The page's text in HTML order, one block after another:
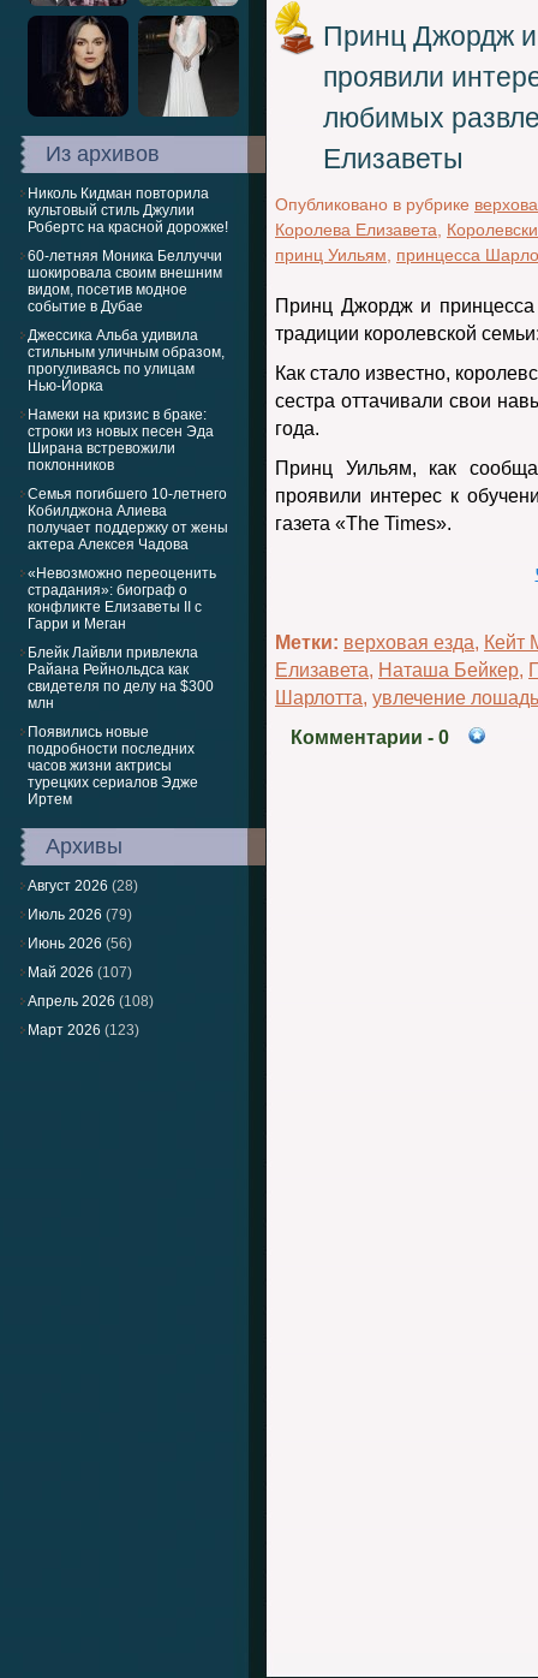
Из архивов
Николь Кидман повторила
культовый стиль Джулии
Робертс на красной дорожке!
60-летняя Моника Беллуччи
шокировала своим внешним
видом, посетив модное
событие в Дубае
Джессика Альба удивила
стильным уличным образом,
прогуливаясь по улицам
Нью-Йорка
Намеки на кризис в браке:
строки из новых песен Эда
Ширана встревожили
поклонников
Семья погибшего 10-летнего
Кобилджона Алиева
получает поддержку от жены
актера Алексея Чадова
«Невозможно переоценить
страдания»: биограф о
конфликте Елизаветы II с
Гарри и Меган
Блейк Лайвли привлекла
Райана Рейнольдса как
свидетеля по делу на $300
млн
Появились новые
подробности последних
часов жизни актрисы
турецких сериалов Эдже
Иртем
Архивы
Август 2026 (28)
Июль 2026 (79)
Июнь 2026 (56)
Май 2026 (107)
Апрель 2026 (108)
Март 2026 (123)
Принц Джордж
проявили
любимых
Елизаветы
Опубликовано в рубрике
Королева Елизавета
принц Уильям
принцесса
Принц Джордж и
традиции королевской
Как стало известно,
сестра оттачивали свои
года.
Принц Уильям, как
проявили интерес к
газета «The Times».
Метки: верховая езда, Кейт
Елизавета, Наташа Бейкер,
Шарлотта, увлечение
Комментарии - 0